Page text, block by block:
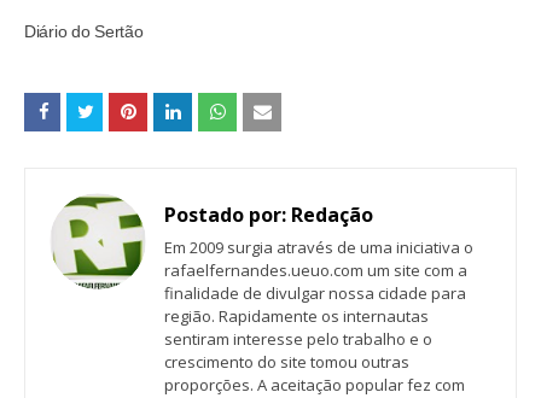
Diário do Sertão
Postado por: Redação
Em 2009 surgia através de uma iniciativa o
rafaelfernandes.ueuo.com um site com a
finalidade de divulgar nossa cidade para
região. Rapidamente os internautas
sentiram interesse pelo trabalho e o
crescimento do site tomou outras
proporções. A aceitação popular fez com